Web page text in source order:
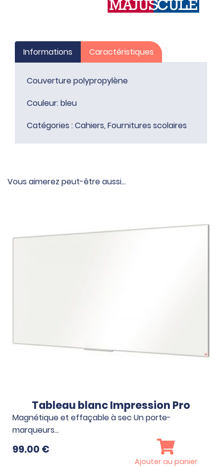
Informations Caractéristiques
Couverture polypropylène
Couleur: bleu
Catégories :Cahiers, Fournitures scolaires
Vous aimerez peut-être aussi…
Tableau blanc Impression Pro
Magnétique et effaçable à sec Un porte-
marqueurs…
99.00 €
Ajouter au panier